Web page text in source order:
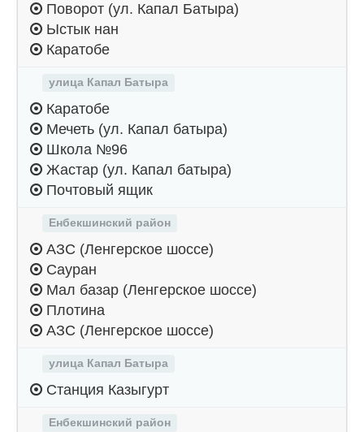
Поворот (ул. Капал Батыра)
Ыстык нан
Каратобе
улица Капал Батыра
Каратобе
Мечеть (ул. Капал батыра)
Школа №96
Жастар (ул. Капал батыра)
Почтовый ящик
Енбекшинский район
АЗС (Ленгерское шоссе)
Сауран
Мал базар (Ленгерское шоссе)
Плотина
АЗС (Ленгерское шоссе)
улица Капал Батыра
Станция Казыгурт
Енбекшинский район